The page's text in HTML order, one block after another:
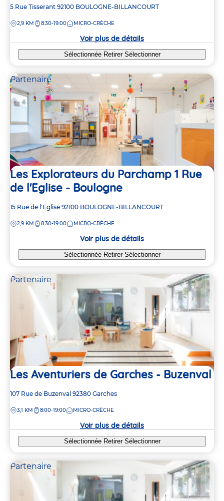
Adresse
la
5 Rue Tisserant 92100 BOULOGNE-BILLANCOURT
DISTANCE
2,9 KM 8:30-19:00 MICRO-CRÈCHE
Voir plus de détails
Sélectionnée Retirer Sélectionner
Partenaire
Les Explorateurs du Parchamp 1 Rue
de l'Eglise - Boulogne
Adresse
la
15 Rue de l'Eglise 92100 BOULOGNE-BILLANCOURT
DISTANCE
2,9 KM 8:30-19:00 MICRO-CRÈCHE
Voir plus de détails
Sélectionnée Retirer Sélectionner
Partenaire
Les Aventuriers de Garches - Buzenval
Adresse
la
107 Rue de Buzenval 92380 Garches
DISTANCE
3,1 KM 8:00-19:00 MICRO-CRÈCHE
Voir plus de détails
Sélectionnée Retirer Sélectionner
Partenaire